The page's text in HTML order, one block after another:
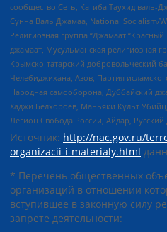
сообщество Сеть, Катиба Таухид
Сунна Валь Джамаа, National Socialism/
Религиозная группа “Джамаат
джамаат, Мусульманская религиозная
Крымско-татарский добровольческий
Челебиджихана, Азов, Партия
Народная самооборона, Дуббайский
Хаджи Белхороев, Маньяки Культ
Легион Свобода России, Айдар,
Источник: http://nac.gov.ru/
organizacii-i-materialy.html
* Перечень общественных
организаций в отношении
вступившее в законную силу
запрете деятельности: